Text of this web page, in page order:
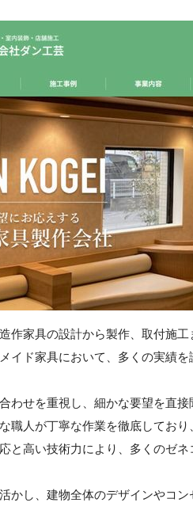
作家具の設計から製作、取付施
イド家具において、多くの実績
わせを重視し、細かな要望を直
職人が丁寧な作業を徹底してお
と高い技術力により、多くのゼネ
かし、建物全体のデザインやコ